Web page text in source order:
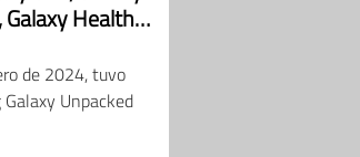
Health y
de 2024, tuvo
Unpacked